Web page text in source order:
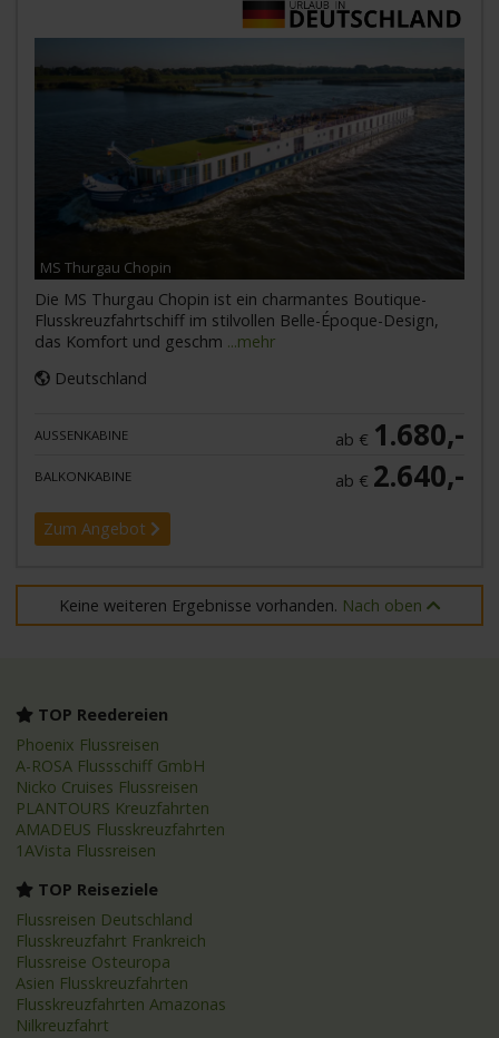
MS Thurgau Chopin
Die MS Thurgau Chopin ist ein charmantes Boutique-
Flusskreuzfahrtschiff im stilvollen Belle-Époque-Design,
das Komfort und geschm ...mehr
Deutschland
AUSSENKABINE ab € 1.680,-
BALKONKABINE ab € 2.640,-
Zum Angebot
Keine weiteren Ergebnisse vorhanden. Nach oben
TOP Reedereien
Phoenix Flussreisen
A-ROSA Flussschiff GmbH
Nicko Cruises Flussreisen
PLANTOURS Kreuzfahrten
AMADEUS Flusskreuzfahrten
1AVista Flussreisen
TOP Reiseziele
Flussreisen Deutschland
Flusskreuzfahrt Frankreich
Flussreise Osteuropa
Asien Flusskreuzfahrten
Flusskreuzfahrten Amazonas
Nilkreuzfahrt